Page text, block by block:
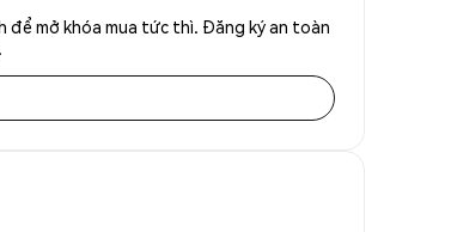
để mở khóa mua tức thì. Đăng ký an toàn